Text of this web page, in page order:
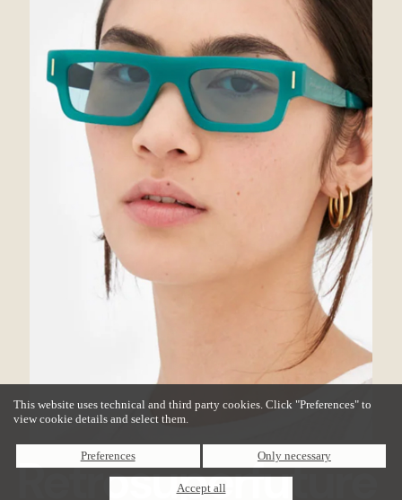
Retrosuperfuture
This website uses technical and third party cookies. Click "Preferences" to
view cookie details and select them.
Preferences Only necessary
Accept all